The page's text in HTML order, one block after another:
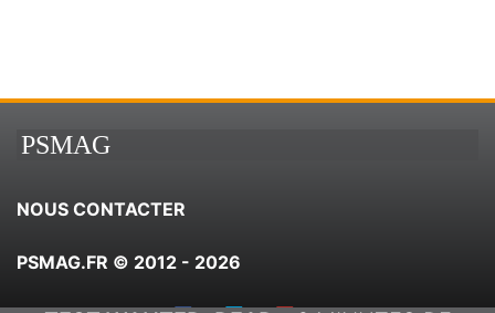
PSMAG
NOUS CONTACTER
PSMAG.FR © 2012 - 2026